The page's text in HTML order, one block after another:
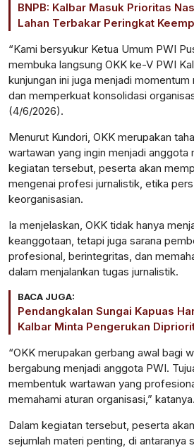
BNPB: Kalbar Masuk Prioritas
Lahan Terbakar Peringkat
“Kami bersyukur Ketua Umum PWI
membuka langsung OKK ke-V PWI
kunjungan ini juga menjadi
dan memperkuat konsolidasi
(4/6/2026).
Menurut Kundori, OKK merupakan
wartawan yang ingin menjadi anggota
kegiatan tersebut, peserta akan
mengenai profesi jurnalistik, etika
keorganisasian.
Ia menjelaskan, OKK tidak hanya
keanggotaan, tetapi juga sarana
profesional, berintegritas, dan
dalam menjalankan tugas jurnalistik.
BACA JUGA:
Pendangkalan Sungai Kapuas
Kalbar Minta Pengerukan
“OKK merupakan gerbang awal bagi
bergabung menjadi anggota PWI.
membentuk wartawan yang
memahami aturan organisasi,” katanya.
Dalam kegiatan tersebut, peserta
sejumlah materi penting, di antaranya